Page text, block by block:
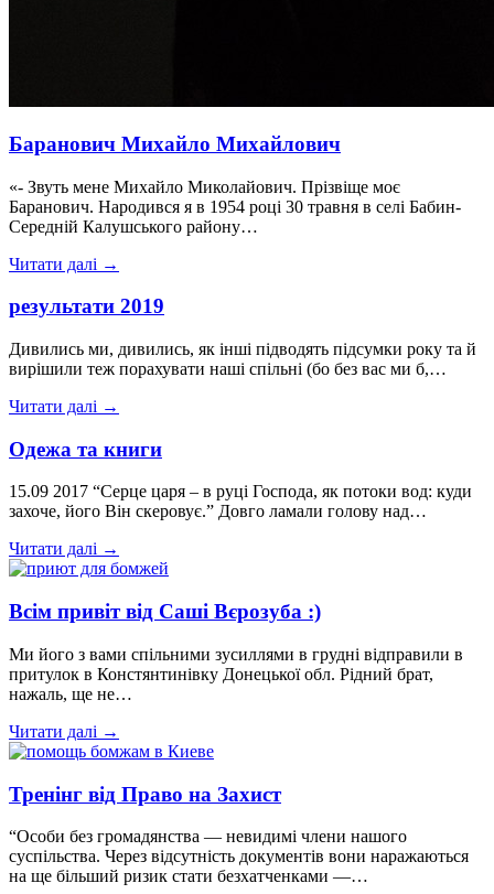
Баранович Михайло Михайлович
«- Звуть мене Михайло Миколайович. Прізвіще моє
Баранович. Народився я в 1954 році 30 травня в селі Бабин-
Середній Калушського району…
Читати далі →
результати 2019
Дивились ми, дивились, як інші підводять підсумки року та й
вирішили теж порахувати наші спільні (бо без вас ми б,…
Читати далі →
Одежа та книги
15.09 2017 “Серце царя – в руці Господа, як потоки вод: куди
захоче, його Він скеровує.” Довго ламали голову над…
Читати далі →
Всім привіт від Саші Вєрозуба :)
Ми його з вами спільними зусиллями в грудні відправили в
притулок в Констянтинівку Донецької обл. Рідний брат,
нажаль, ще не…
Читати далі →
Тренінг від Право на Захист
“Особи без громадянства — невидимі члени нашого
суспільства. Через відсутність документів вони наражаються
на ще більший ризик стати безхатченками —…